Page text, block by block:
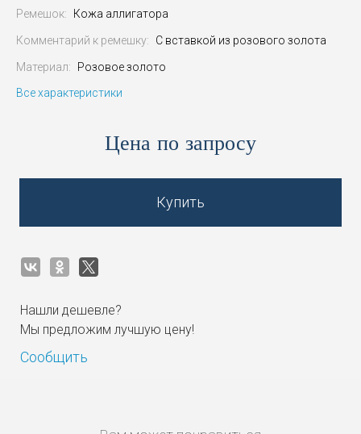
Ремешок: Кожа аллигатора
Комментарий к ремешку: С вставкой из розового золота
Материал:
Розовое золото
Все характеристики
Цена по запросу
Купить
Нашли дешевле?
Мы предложим лучшую цену!
Сообщить